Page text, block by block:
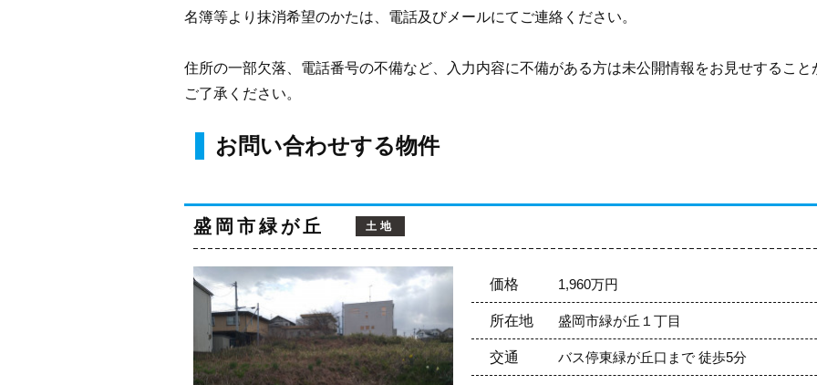
名簿等より抹消希望のかたは、電話及びメールにてご連絡ください。
住所の一部欠落、電話番号の不備など、入力内容に不備がある方は未公開情報をお見せするこ
ご了承ください。
お問い合わせする物件
盛岡市緑が丘 土地
価格 1,960万円
所在地 盛岡市緑が丘１丁目
交通 バス停東緑が丘口まで 徒歩5分